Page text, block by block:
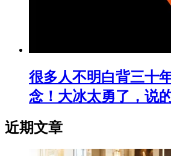
很多人不明白背三十
念！大冰太勇了，说
近期文章